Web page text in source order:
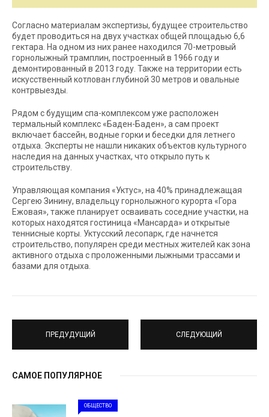
Согласно материалам экспертизы, будущее строительство
будет проводиться на двух участках общей площадью 6,6
гектара. На одном из них ранее находился 70-метровый
горнолыжный трамплин, построенный в 1966 году и
демонтированный в 2013 году. Также на территории есть
искусственный котлован глубиной 30 метров и овальные
контрвыезды.
Рядом с будущим спа-комплексом уже расположен
термальный комплекс «Баден-Баден», а сам проект
включает бассейн, водные горки и беседки для летнего
отдыха. Эксперты не нашли никаких объектов культурного
наследия на данных участках, что открыло путь к
строительству.
Управляющая компания «Уктус», на 40% принадлежащая
Сергею Зинину, владельцу горнолыжного курорта «Гора
Ежовая», также планирует осваивать соседние участки, на
которых находятся гостиница «Мансарда» и открытые
теннисные корты. Уктусский лесопарк, где начнется
строительство, популярен среди местных жителей как зона
активного отдыха с проложенными лыжными трассами и
базами для отдыха.
ПРЕДУДУЩИЙ СЛЕДУЮЩИЙ
САМОЕ ПОПУЛЯРНОЕ
ОБЩЕСТВО